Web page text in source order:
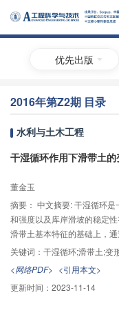
优先出版
2016年第Z2期 目录
水利与土木工程
干湿循环作用下滑带土
董金玉
摘要： 中文摘要: 干湿循环
和强度以及库岸滑坡的稳定
滑带土基本特征的基础上，
型的滑带土在干湿循环作用
果表明：在干湿循环变化下
隙，且随着干湿循环次数的
合；粉质黏土滑带土变形则
在干湿循环条件下的强度弱
关键词： 干湿循环;滑带土;变
<网络PDF> <引用本文>
更新时间： 2023-11-14